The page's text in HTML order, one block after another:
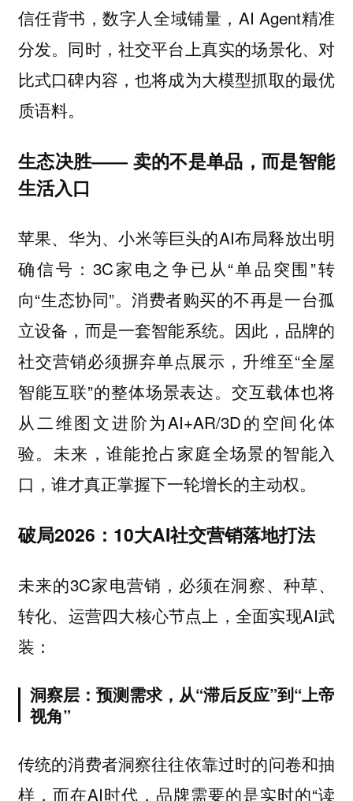
信任背书，数字人全域铺量，AI Agent精准
分发。同时，社交平台上真实的场景化、对
比式口碑内容，也将成为大模型抓取的最优
质语料。
生态决胜—— 卖的不是单品，而是智能
生活入口
苹果、华为、小米等巨头的AI布局释放出明
确信号：3C家电之争已从“单品突围”转
向“生态协同”。消费者购买的不再是一台孤
立设备，而是一套智能系统。因此，品牌的
社交营销必须摒弃单点展示，升维至“全屋
智能互联”的整体场景表达。交互载体也将
从二维图文进阶为AI+AR/3D的空间化体
验。未来，谁能抢占家庭全场景的智能入
口，谁才真正掌握下一轮增长的主动权。
破局2026：10大AI社交营销落地打法
未来的3C家电营销，必须在洞察、种草、
转化、运营四大核心节点上，全面实现AI武
装：
洞察层：预测需求，从“滞后反应”到“上帝
视角”
传统的消费者洞察往往依靠过时的问卷和抽
样，而在AI时代，品牌需要的是实时的“读